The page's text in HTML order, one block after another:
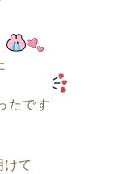
たです
けて